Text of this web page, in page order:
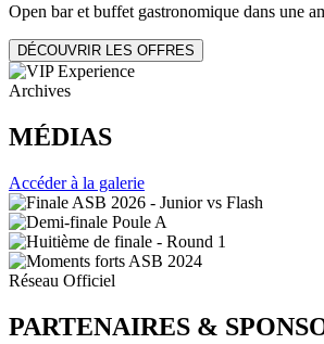
Open bar et buffet gastronomique dans une
DÉCOUVRIR LES OFFRES
Archives
MÉDIAS
Accéder à la galerie
Réseau Officiel
PARTENAIRES &